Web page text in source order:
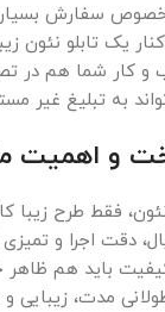
سفارش
یک تابلو نئون
کار شما هم در
به تبلیغ غیر
و اهمیت
نئون، فقط طرح
دقت اجرا و
باید هم
مدت، زیبایی و